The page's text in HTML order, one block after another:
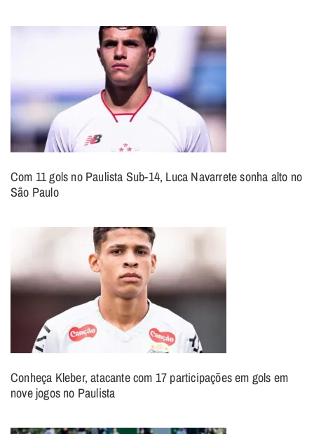
Com 11 gols no Paulista Sub-14, Luca Navarrete sonha alto no
São Paulo
Conheça Kleber, atacante com 17 participações em gols em
nove jogos no Paulista